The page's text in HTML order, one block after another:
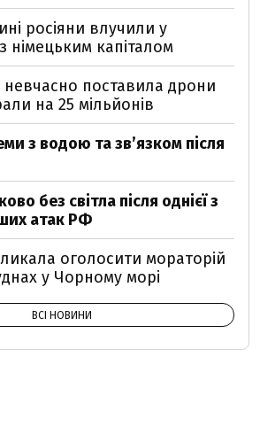
росіяни влучили у
німецьким капіталом
поставила дрони
на 25 мільйонів
з водою та звʼязком після
без світла після однієї з
атак РФ
оголосити мораторій
у Чорному морі
ВСІ НОВИНИ